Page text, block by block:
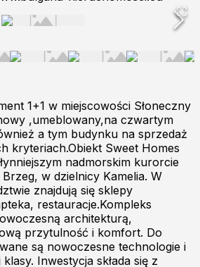
1+1 w miejscowości Słoneczny
,umeblowany,na czwartym
a tym budynku na sprzedaż
kryteriach.Obiekt Sweet Homes
nadmorskim kurorcie
Brzeg, w dzielnicy Kamelia. W
znajdują się sklepy
restauracje.Kompleks
architekturą,
przytulność i komfort. Do
są nowoczesne technologie i
Inwestycja składa się z